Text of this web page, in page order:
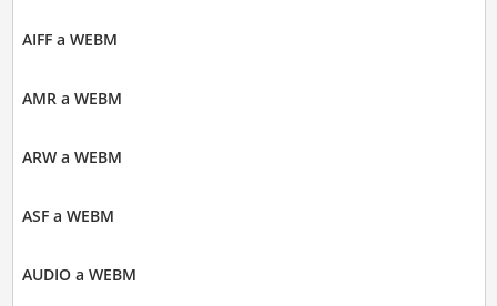
AIFF a WEBM
AMR a WEBM
ARW a WEBM
ASF a WEBM
AUDIO a WEBM